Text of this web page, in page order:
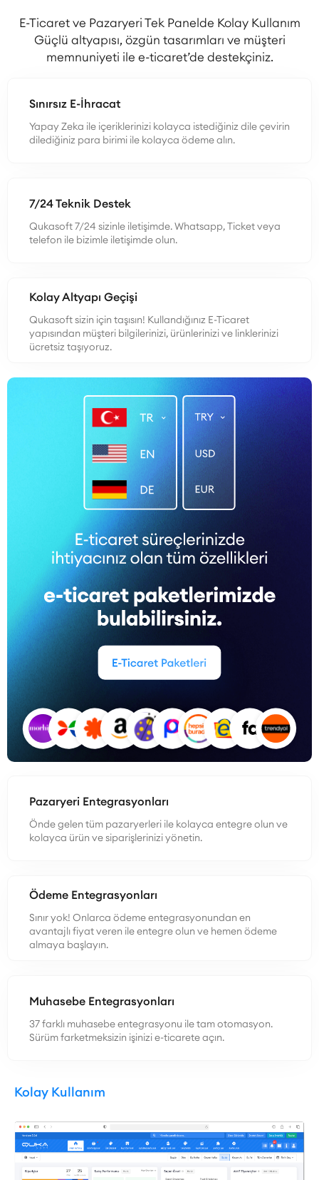
E-Ticaret ve Pazaryeri Tek Panelde Kolay Kullanım
Güçlü altyapısı, özgün tasarımları ve müşteri
memnuniyeti ile e-ticaret’de destekçiniz.
Sınırsız E-İhracat
Yapay Zeka ile içeriklerinizi kolayca istediğiniz dile çevirin
dilediğiniz para birimi ile kolayca ödeme alın.
7/24 Teknik Destek
Qukasoft 7/24 sizinle iletişimde. Whatsapp, Ticket veya
telefon ile bizimle iletişimde olun.
Kolay Altyapı Geçişi
Qukasoft sizin için taşısın! Kullandığınız E-Ticaret
yapısından müşteri bilgilerinizi, ürünlerinizi ve linklerinizi
ücretsiz taşıyoruz.
Pazaryeri Entegrasyonları
Önde gelen tüm pazaryerleri ile kolayca entegre olun ve
kolayca ürün ve siparişlerinizi yönetin.
Ödeme Entegrasyonları
Sınır yok! Onlarca ödeme entegrasyonundan en
avantajlı fiyat veren ile entegre olun ve hemen ödeme
almaya başlayın.
Muhasebe Entegrasyonları
37 farklı muhasebe entegrasyonu ile tam otomasyon.
Sürüm farketmeksizin işinizi e-ticarete açın.
Kolay Kullanım